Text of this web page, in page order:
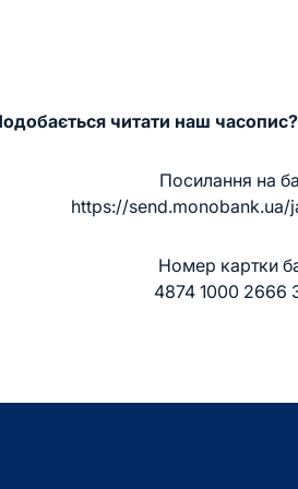
читати наш
Посилання на
https://send.monobank.ua/
Номер картки
4874 1000 2666